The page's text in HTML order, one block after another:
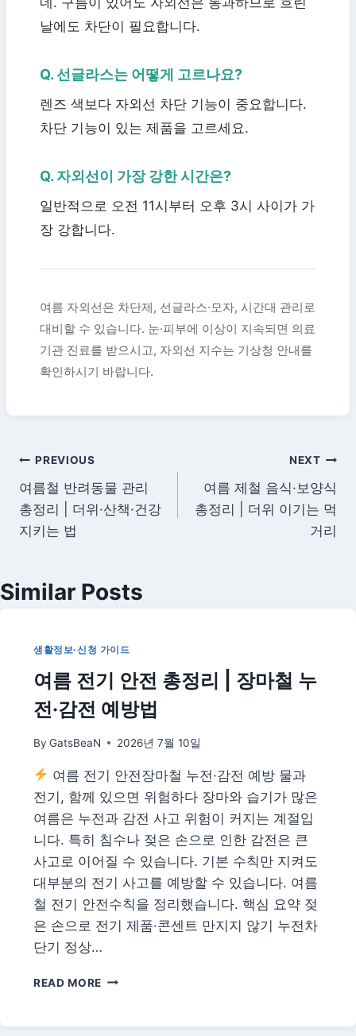
날에도 차단이 필요합니다.
Q. 선글라스는 어떻게 고르나요?
렌즈 색보다 자외선 차단 기능이 중요합니다.
차단 기능이 있는 제품을 고르세요.
Q. 자외선이 가장 강한 시간은?
일반적으로 오전 11시부터 오후 3시 사이가 가
장 강합니다.
여름 자외선은 차단제, 선글라스·모자, 시간대 관리로
대비할 수 있습니다. 눈·피부에 이상이 지속되면 의료
기관 진료를 받으시고, 자외선 지수는 기상청 안내를
확인하시기 바랍니다.
글
탐
색
PREVIOUS
여름철 반려동물 관리
총정리 | 더위·산책·건강
지키는 법
NEXT
여름 제철 음식·보양식
총정리 | 더위 이기는 먹
거리
Similar Posts
생활정보·신청 가이드
여름 전기 안전 총정리 | 장마철 누
전·감전 예방법
By GatsBeaN 2026년 7월 10일
여름 전기 안전장마철 누전·감전 예방 물과
전기, 함께 있으면 위험하다 장마와 습기가 많은
여름은 누전과 감전 사고 위험이 커지는 계절입
니다. 특히 침수나 젖은 손으로 인한 감전은 큰
사고로 이어질 수 있습니다. 기본 수칙만 지켜도
대부분의 전기 사고를 예방할 수 있습니다. 여름
철 전기 안전수칙을 정리했습니다. 핵심 요약 젖
은 손으로 전기 제품·콘센트 만지지 않기 누전차
단기 정상…
READ MORE 여
기